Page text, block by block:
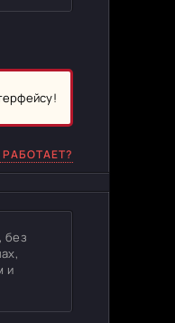
РАБОТАЕТ?
без
и